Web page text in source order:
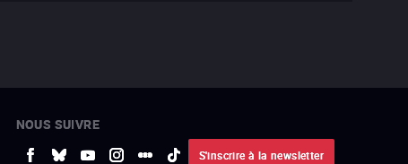
NOUS SUIVRE
S'inscrire à la newsletter